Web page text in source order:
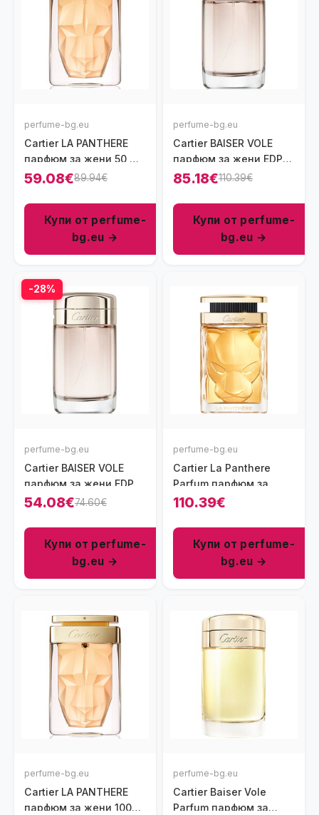
perfume-bg.eu
Cartier LA PANTHERE
парфюм за жени 50 мл
- EDP
59.08€89.94€
Купи от perfume-
bg.eu →
perfume-bg.eu
Cartier BAISER VOLE
парфюм за жени EDP
100 мл
85.18€110.39€
Купи от perfume-
bg.eu →
-28%
perfume-bg.eu
Cartier BAISER VOLE
парфюм за жени EDP
50 мл
54.08€74.60€
Купи от perfume-
bg.eu →
perfume-bg.eu
Cartier La Panthеre
Parfum парфюм за
жени 100 мл
110.39€
Купи от perfume-
bg.eu →
perfume-bg.eu
Cartier LA PANTHERE
парфюм за жени 100
perfume-bg.eu
Cartier Baiser Vole
Parfum парфюм за